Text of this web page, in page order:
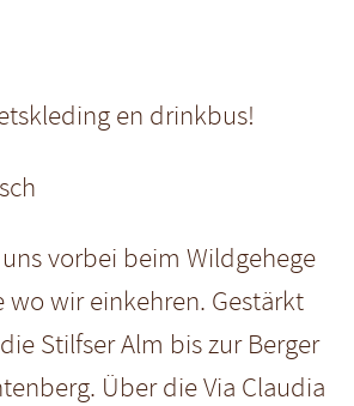
en drinkbus!
vorbei beim Wildgehege
wo wir einkehren. Gestärkt
Stilfser Alm bis zur Berger
Über die Via Claudia